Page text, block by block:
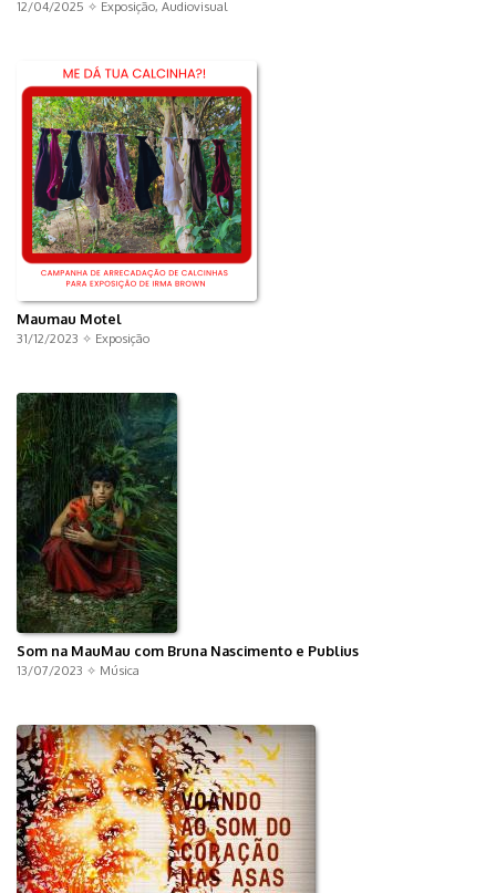
12/04/2025 ✧ Exposição, Audiovisual
Maumau Motel
31/12/2023 ✧ Exposição
Som na MauMau com Bruna Nascimento e Publius
13/07/2023 ✧ Música